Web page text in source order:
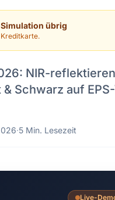
übrig
NIR-
Schwarz auf
·5 Min. Lesezeit
Live-